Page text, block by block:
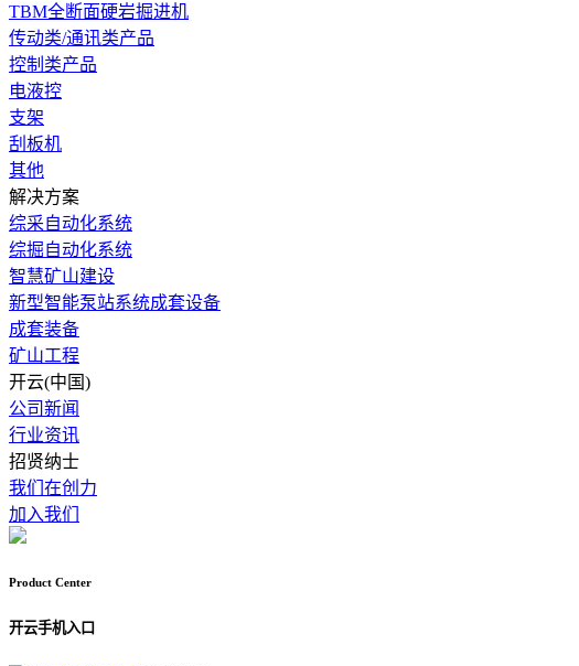
TBM全断面硬岩掘进机
传动类/通讯类产品
控制类产品
电液控
支架
刮板机
其他
解决方案
综采自动化系统
综掘自动化系统
智慧矿山建设
新型智能泵站系统成套设备
成套装备
矿山工程
开云(中国)
公司新闻
行业资讯
招贤纳士
我们在创力
加入我们
Product Center
开云手机入口